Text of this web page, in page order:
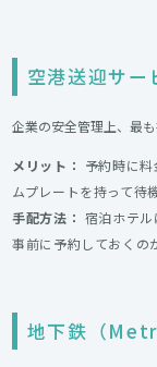
空港送迎サ
企業の安全管理上、最も
メリット： 予約時に
ムプレートを持って待
手配方法： 宿泊ホテ
事前に予約しておくの
地下鉄（